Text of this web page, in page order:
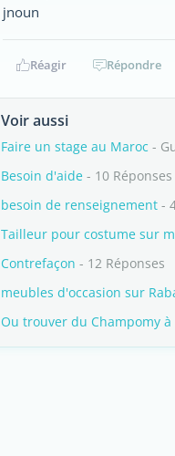
jnoun
Réagir Répondre
Voir aussi
Faire un stage au Maroc -
Besoin d'aide - 10 Réponses
besoin de renseignement -
Tailleur pour costume sur
Contrefaçon - 12 Réponses
meubles d'occasion sur
Ou trouver du Champomy à